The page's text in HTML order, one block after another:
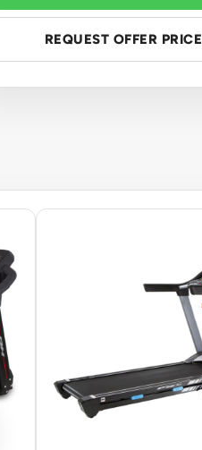
REQUEST OFFER PRICE